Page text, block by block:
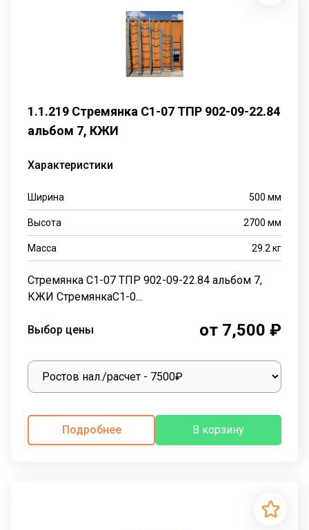
1.1.219 Стремянка С1-07 ТПР 902-09-22.84
альбом 7, КЖИ
Характеристики
Ширина 500 мм
Высота 2700 мм
Масса 29.2 кг
Стремянка С1-07 ТПР 902-09-22.84 альбом 7,
КЖИ СтремянкаС1-0...
Выбор цены от 7,500 ₽
Подробнее В корзину